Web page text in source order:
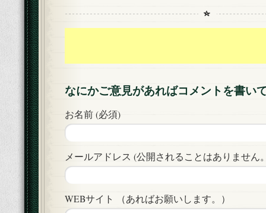
なにかご意見があればコメントを書い
お名前 (必須)
メールアドレス (公開されることはありません
WEBサイト （あればお願いします。）